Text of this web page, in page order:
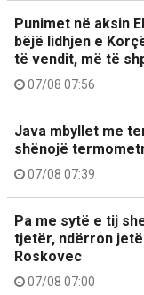
Punimet në aksin
bëjë lidhjen e
të vendit, më të
07/08 07:56
Java mbyllet me
shënojë
07/08 07:39
Pa me sytë e tij
tjetër, ndërron
Roskovec
07/08 07:00